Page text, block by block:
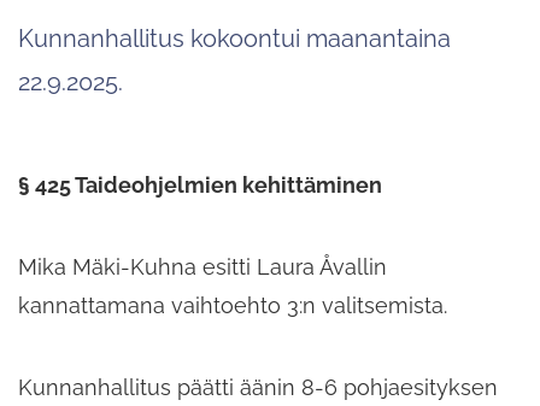
Kunnanhallitus kokoontui maanantaina
22.9.2025.
§ 425 Taideohjelmien kehittäminen
Mika Mäki-Kuhna esitti Laura Åvallin
kannattamana vaihtoehto 3:n valitsemista.
Kunnanhallitus päätti äänin 8-6 pohjaesityksen